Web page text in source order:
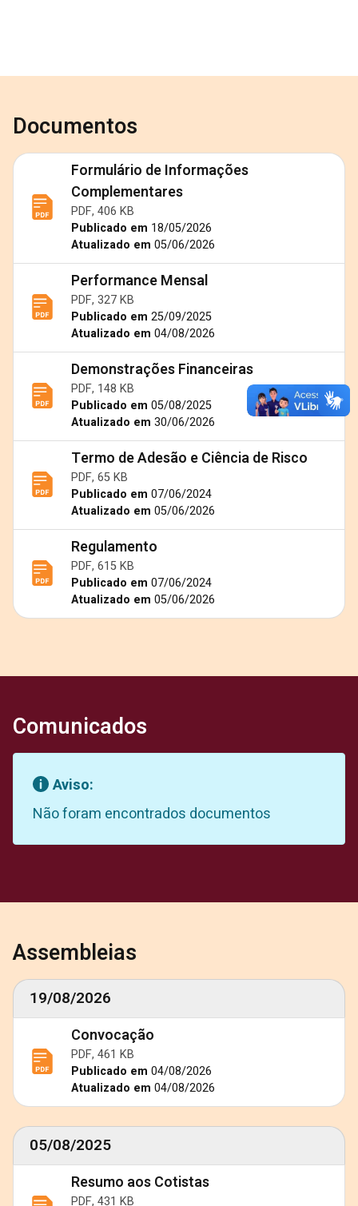
Documentos
Formulário de Informações
Complementares
PDF, 406 KB
Publicado em 18/05/2026
Atualizado em 05/06/2026
Performance Mensal
PDF, 327 KB
Publicado em 25/09/2025
Atualizado em 04/08/2026
Demonstrações Financeiras
PDF, 148 KB
Publicado em 05/08/2025
Atualizado em 30/06/2026
Termo de Adesão e Ciência de Risco
PDF, 65 KB
Publicado em 07/06/2024
Atualizado em 05/06/2026
Regulamento
PDF, 615 KB
Publicado em 07/06/2024
Atualizado em 05/06/2026
Comunicados
Aviso:
Não foram encontrados documentos
Assembleias
19/08/2026
Convocação
PDF, 461 KB
Publicado em 04/08/2026
Atualizado em 04/08/2026
05/08/2025
Resumo aos Cotistas
PDF, 431 KB